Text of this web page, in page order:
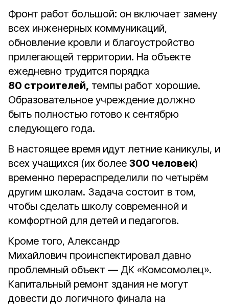
Фронт работ большой: он включает замену
всех инженерных коммуникаций,
обновление кровли и благоустройство
прилегающей территории. На объекте
ежедневно трудится порядка
80 строителей, темпы работ хорошие.
Образовательное учреждение должно
быть полностью готово к сентябрю
следующего года.
В настоящее время идут летние каникулы, и
всех учащихся (их более 300 человек)
временно перераспределили по четырём
другим школам. Задача состоит в том,
чтобы сделать школу современной и
комфортной для детей и педагогов.
Кроме того, Александр
Михайлович проинспектировал давно
проблемный объект — ДК «Комсомолец».
Капитальный ремонт здания не могут
довести до логичного финала на